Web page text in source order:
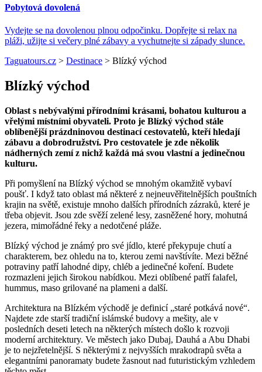
Pobytová dovolená
Vydejte se na dovolenou plnou odpočinku. Dopřejte si relax na
pláži, užijte si večery plné zábavy a vychutnejte si západy slunce.
Taguatours.cz > Destinace > Blízký východ
Blízký východ
Oblast s nebývalými přírodními krásami, bohatou kulturou a
vřelými místními obyvateli. Proto je Blízký východ stále
oblíbenější prázdninovou destinací cestovatelů, kteří hledají
zábavu a dobrodružství. Pro cestovatele je zde několik
nádherných zemí z nichž každá má svou vlastní a jedinečnou
kulturu.
Při pomyšlení na Blízký východ se mnohým okamžitě vybaví
poušť. I když tato oblast má některé z nejneuvěřitelnějších pouštních
krajin na světě, existuje mnoho dalších přírodních zázraků, které je
třeba objevit. Jsou zde svěží zelené lesy, zasněžené hory, mohutná
jezera, mimořádné řeky a nedotčené pláže.
Blízký východ je známý pro své jídlo, které překypuje chutí a
charakterem, bez ohledu na to, kterou zemi navštívíte. Mezi běžné
potraviny patří lahodné dipy, chléb a jedinečné koření. Budete
rozmazleni jejich širokou nabídkou. Mezi oblíbené patří falafel,
hummus, maso grilované na plameni a další.
Architektura na Blízkém východě je definicí „staré potkává nové“.
Najdete zde starší tradiční islámské budovy a mešity, ale v
posledních deseti letech na některých místech došlo k rozvoji
moderní architektury. Ve městech jako Dubaj, Dauhá a Abu Dhabi
je to nejzřetelnější. S některými z nejvyšších mrakodrapů světa a
elegantními panoramaty budete žasnout nad futuristickým vzhledem